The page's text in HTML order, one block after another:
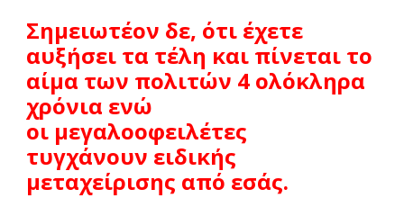
Σημειωτέον δε, ότι έχετε
αυξήσει τα τέλη και πίνεται το
αίμα των πολιτών 4 ολόκληρα
χρόνια ενώ
οι μεγαλοοφειλέτες
τυγχάνουν ειδικής
μεταχείρισης από εσάς.